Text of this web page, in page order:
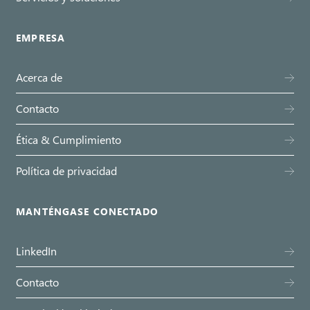
EMPRESA
Acerca de
Contacto
Ética & Cumplimiento
Política de privacidad
MANTÉNGASE CONECTADO
LinkedIn
Contacto